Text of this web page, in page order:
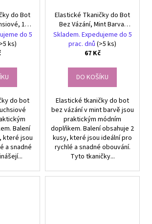
do Bot
100
-
do 5
ks)
do bot
Balení
které jsou
a snadné
Elastické Tkaničky do Bot
Bez Vázání, Mint Barva,
100 cm Délka, S Kovovou
Sponou - 2ks
Skladem. Expedujeme do 5
prac. dnů (>5 ks)
67 Kč
DO KOŠÍKU
Elastické tkaničky do bot
bez vázání v mint barvě jsou
praktickým módním
doplňkem. Balení obsahuje 2
kusy, které jsou ideální pro
rychlé a snadné obouvání.
Tyto tkaničky...